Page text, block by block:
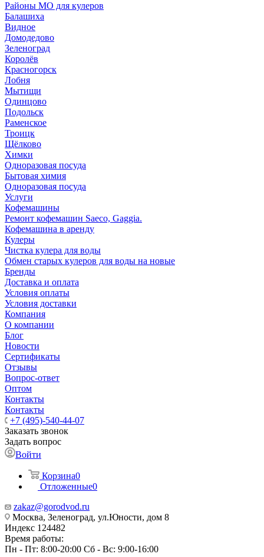
Районы МО для кулеров
Балашиха
Видное
Домодедово
Зеленоград
Королёв
Красногорск
Лобня
Мытищи
Одинцово
Подольск
Раменское
Троицк
Щёлково
Химки
Одноразовая посуда
Бытовая химия
Одноразовая посуда
Услуги
Кофемашины
Ремонт кофемашин Saeco, Gaggia.
Кофемашина в аренду
Кулеры
Чистка кулера для воды
Обмен старых кулеров для воды на новые
Бренды
Доставка и оплата
Условия оплаты
Условия доставки
Компания
О компании
Блог
Новости
Сертификаты
Отзывы
Вопрос-ответ
Оптом
Контакты
Контакты
+7 (495)-540-44-07
Заказать звонок
Задать вопрос
Войти
Корзина0
Отложенные0
zakaz@gorodvod.ru
Москва, Зеленоград, ул.Юности, дом 8
Индекс 124482
Время работы:
Пн - Пт: 8:00-20:00 Сб - Вс: 9:00-16:00